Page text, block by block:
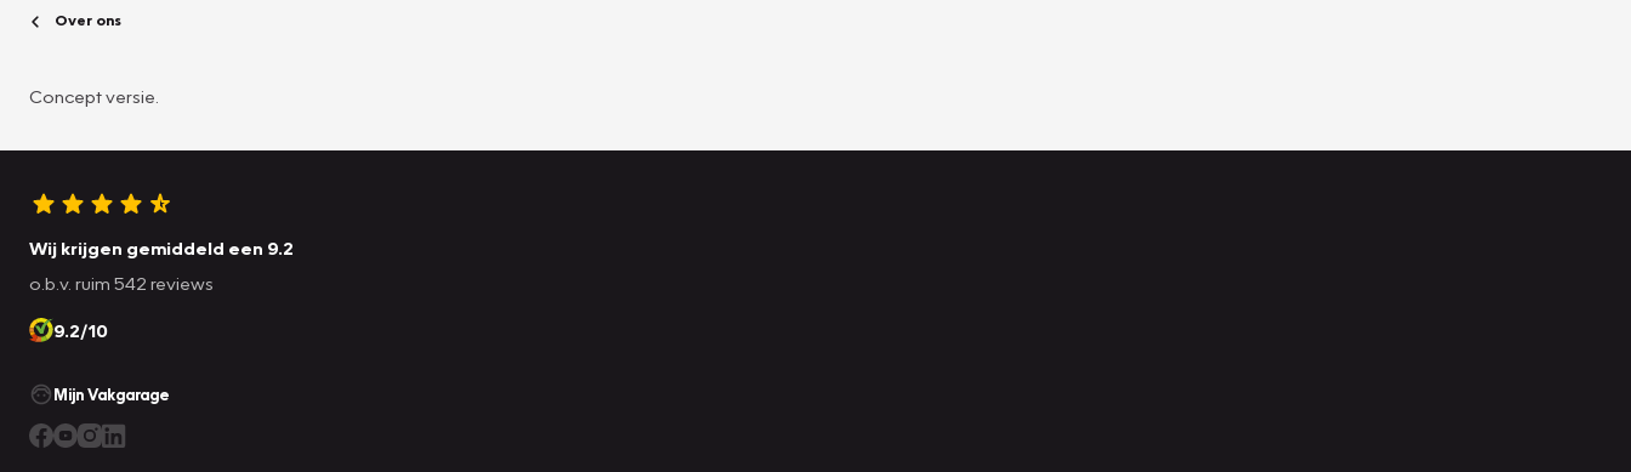
Over ons
Concept versie.
Wij krijgen gemiddeld een 9.2
o.b.v. ruim 542 reviews
9.2/10
Mijn Vakgarage